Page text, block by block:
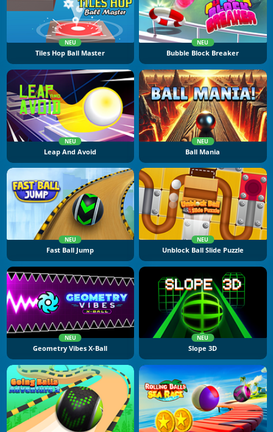
NEU
Tiles Hop Ball Master
NEU
Bubble Block Breaker
NEU
Leap And Avoid
NEU
Ball Mania
NEU
Fast Ball Jump
NEU
Unblock Ball Slide Puzzle
NEU
Geometry Vibes X-Ball
NEU
Slope 3D